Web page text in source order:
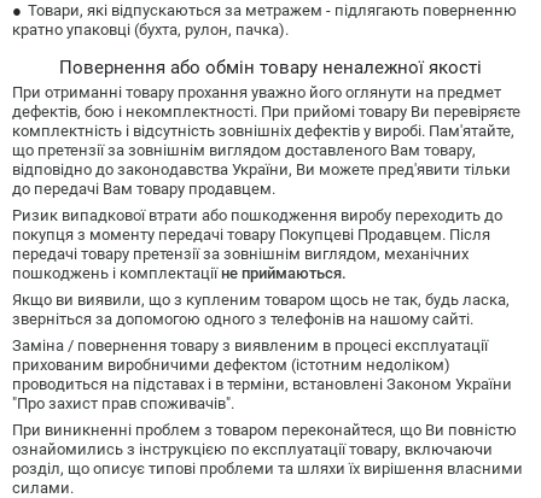
Товари, які відпускаються за метражем - підлягають поверненню
кратно упаковці (бухта, рулон, пачка).
Повернення або обмін товару неналежної якості
При отриманні товару прохання уважно його оглянути на предмет
дефектів, бою і некомплектності. При прийомі товару Ви перевіряєте
комплектність і відсутність зовнішніх дефектів у виробі. Пам'ятайте,
що претензії за зовнішнім виглядом доставленого Вам товару,
відповідно до законодавства України, Ви можете пред'явити тільки
до передачі Вам товару продавцем.
Ризик випадкової втрати або пошкодження виробу переходить до
покупця з моменту передачі товару Покупцеві Продавцем. Після
передачі товару претензії за зовнішнім виглядом, механічних
пошкоджень і комплектаціїне приймаються.
Якщо ви виявили, що з купленим товаром щось не так, будь ласка,
зверніться за допомогою одного з телефонів на нашому сайті.
Заміна / повернення товару з виявленим в процесі експлуатації
прихованим виробничими дефектом (істотним недоліком)
проводиться на підставах і в терміни, встановлені Законом України
"Про захист прав споживачів".
При виникненні проблем з товаром переконайтеся, що Ви повністю
ознайомились з інструкцією по експлуатації товару, включаючи
розділ, що описує типові проблеми та шляхи їх вирішення власними
силами.